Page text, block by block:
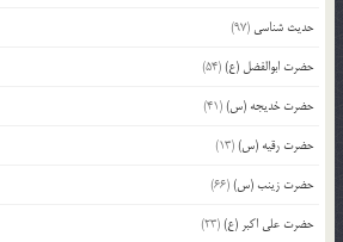
حدیث شناسی (97)
حضرت ابوالفضل (ع)(54)
حضرت خدیجه (س)(41)
حضرت رقیه (س)(13)
حضرت زینب (س)(66)
حضرت علی اکبر (ع)(23)